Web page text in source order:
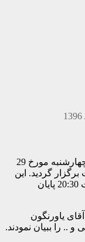
نشست هفتگی باشگاه کوهنوردی ردپا در روز چهارشنبه مورخ 29
این
بود در ساعت 20:30 پایان
نمودند.